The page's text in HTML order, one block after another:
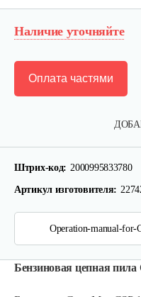
Наличие уточняйте
Оплата частями
Штрих-код: 2000995833780
Артикул изготовителя:
Operation-manual-for-
Бензиновая цепная пила